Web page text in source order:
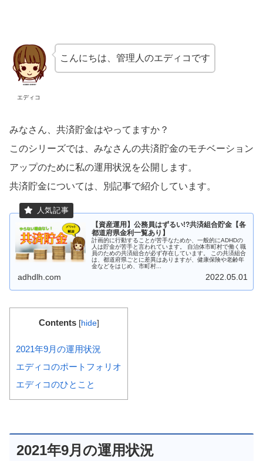
エディコ
こんにちは、管理人のエディコです
みなさん、共済貯金はやってますか？
このシリーズでは、みなさんの共済貯金のモチベーション
アップのために私の運用状況を公開します。
共済貯金については、別記事で紹介しています。
【資産運用】公務員はずるい!?共済組合貯金【各
都道府県金利一覧あり】
計画的に行動することが苦手なためか、一般的にADHDの
人は貯金が苦手と言われています。 自治体市町村で働く職
員のための共済組合が必ず存在しています。 この共済組合
は、都道府県ごとに差異はありますが、健康保険や老齢年
金などをはじめ、市町村...
adhdlh.com 2022.05.01
Contents [hide]
2021年9月の運用状況
エディコのポートフォリオ
エディコのひとこと
2021年9月の運用状況